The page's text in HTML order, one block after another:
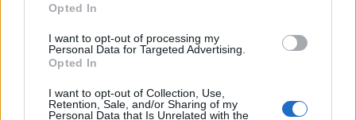
Opted In
I want to opt-out of processing my
Personal Data for Targeted Advertising.
Opted In
I want to opt-out of Collection, Use,
Retention, Sale, and/or Sharing of my
Personal Data that Is Unrelated with the